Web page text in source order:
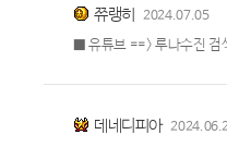
쮸랭히 2024.07.05
■ 유튜브 ==> 루나수진
데네디피아